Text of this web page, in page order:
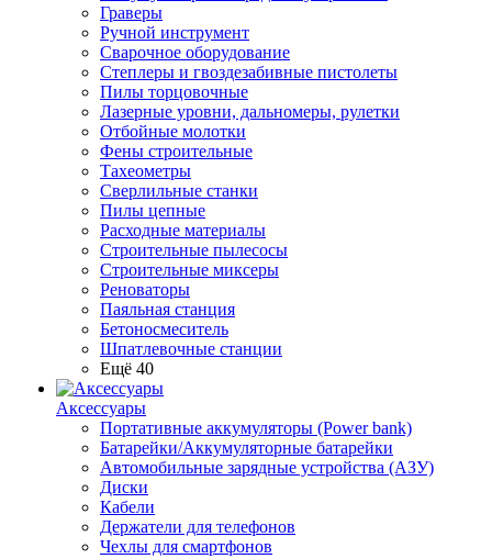
Граверы
Ручной инструмент
Сварочное оборудование
Степлеры и гвоздезабивные пистолеты
Пилы торцовочные
Лазерные уровни, дальномеры, рулетки
Отбойные молотки
Фены строительные
Тахеометры
Сверлильные станки
Пилы цепные
Расходные материалы
Строительные пылесосы
Строительные миксеры
Реноваторы
Паяльная станция
Бетоносмеситель
Шпатлевочные станции
Ещё 40
Аксессуары
Портативные аккумуляторы (Power bank)
Батарейки/Аккумуляторные батарейки
Автомобильные зарядные устройства (АЗУ)
Диски
Кабели
Держатели для телефонов
Чехлы для смартфонов